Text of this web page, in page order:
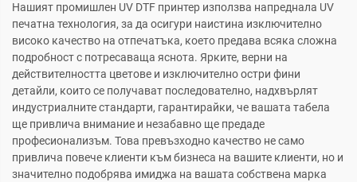
Нашият промишлен UV DTF принтер използва напреднала UV
печатна технология, за да осигури наистина изключително
високо качество на отпечатъка, което предава всяка сложна
подробност с потресаваща яснота. Ярките, верни на
действителността цветове и изключително остри фини
детайли, които се получават последователно, надхвърлят
индустриалните стандарти, гарантирайки, че вашата табела
ще привлича внимание и незабавно ще предаде
професионализъм. Това превъзходно качество не само
привлича повече клиенти към бизнеса на вашите клиенти, но и
значително подобрява имиджа на вашата собствена марка